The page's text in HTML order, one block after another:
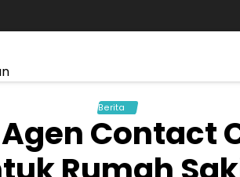
Berita
Contact